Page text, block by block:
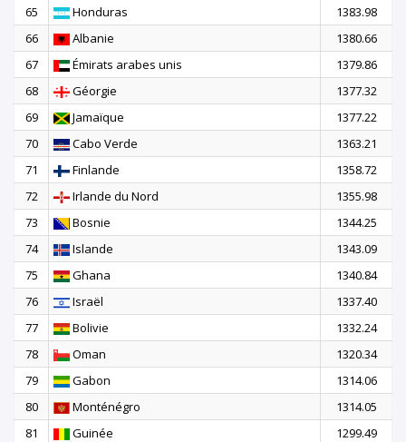
65 Honduras
1383.98
66
Albanie
1380.66
67
Émirats arabes unis
1379.86
68
Géorgie
1377.32
69
Jamaïque
1377.22
70
Cabo Verde
1363.21
71
Finlande
1358.72
72
Irlande du Nord
1355.98
73
Bosnie
1344.25
74
Islande
1343.09
75
Ghana
1340.84
76
Israël
1337.40
77
Bolivie
1332.24
78
Oman
1320.34
79
Gabon
1314.06
80
Monténégro
1314.05
81
Guinée
1299.49